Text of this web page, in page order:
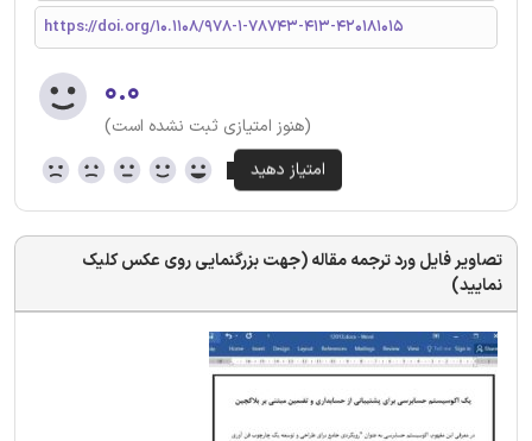
https://doi.org/10.1108/978-1-78743-413-420181015
۰.۰
(هنوز امتیازی ثبت نشده است)
تصاویر فایل ورد ترجمه مقاله (جهت بزرگنمایی روی عکس کلیک
نمایید)